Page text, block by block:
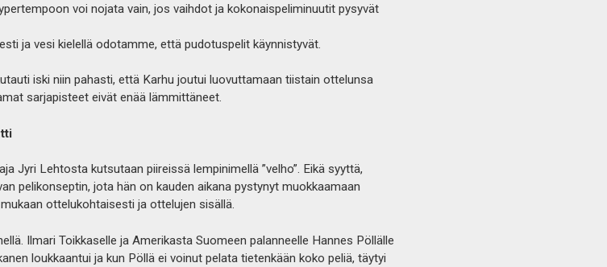
voi nojata vain, jos vaihdot ja kokonaispeliminuutit pysyvät
ja vesi kielellä odotamme, että pudotuspelit käynnistyvät.
iski niin pahasti, että Karhu joutui luovuttamaan tiistain ottelunsa
sarjapisteet eivät enää lämmittäneet.
Jyri Lehtosta kutsutaan piireissä lempinimellä ”velho”. Eikä syyttä,
pelikonseptin, jota hän on kauden aikana pystynyt muokkaamaan
ottelukohtaisesti ja ottelujen sisällä.
Ilmari Toikkaselle ja Amerikasta Suomeen palanneelle Hannes Pöllälle
loukkaantui ja kun Pöllä ei voinut pelata tietenkään koko peliä, täytyi